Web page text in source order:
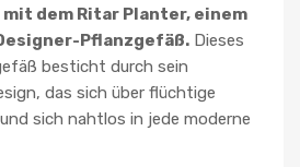
dem Ritar Planter, einem
Pflanzgefäß. Dieses
besticht durch sein
das sich über flüchtige
sich nahtlos in jede moderne